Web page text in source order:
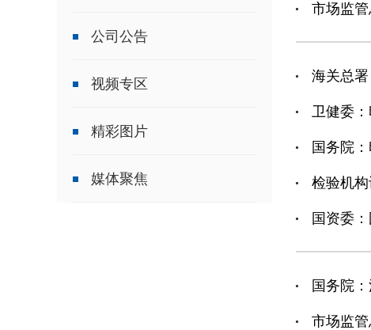
公司公告
视频专区
精彩图片
媒体聚焦
市场监管
海关总署
卫健委：
国务院
检验机构
国资委
国务院
市场监